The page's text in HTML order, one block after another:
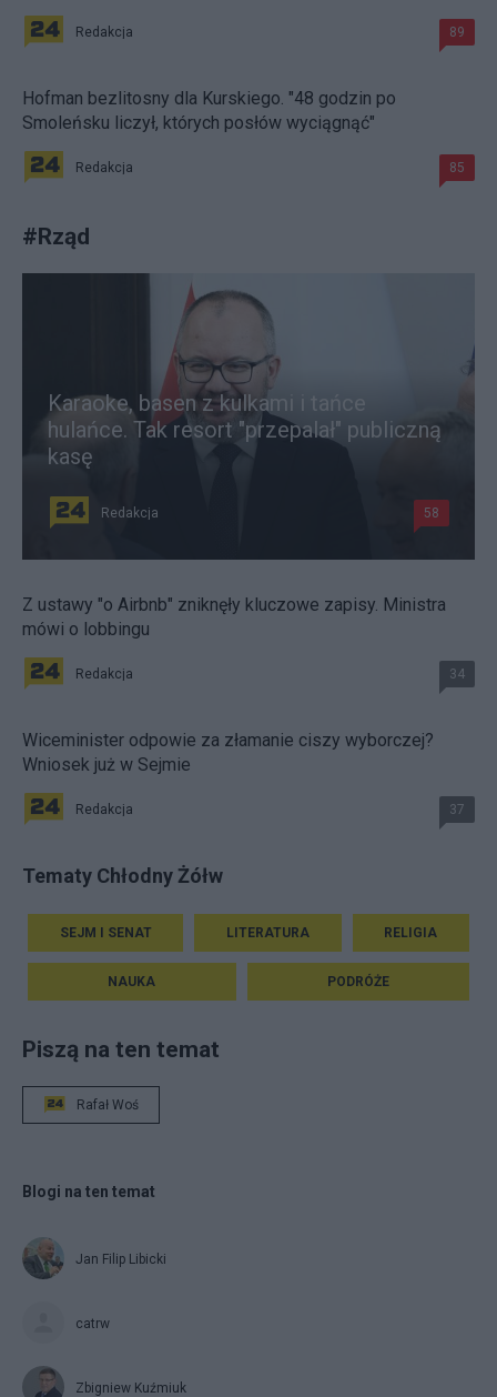
Redakcja 89
Hofman bezlitosny dla Kurskiego. "48 godzin po
Smoleńsku liczył, których posłów wyciągnąć"
Redakcja 85
#Rząd
Karaoke, basen z kulkami i tańce
hulańce. Tak resort "przepalał" publiczną
kasę
Redakcja 58
Z ustawy "o Airbnb" zniknęły kluczowe zapisy. Ministra
mówi o lobbingu
Redakcja 34
Wiceminister odpowie za złamanie ciszy wyborczej?
Wniosek już w Sejmie
Redakcja 37
Tematy Chłodny Żółw
SEJM I SENAT LITERATURA RELIGIA
NAUKA PODRÓŻE
Piszą na ten temat
Rafał Woś
Blogi na ten temat
Jan Filip Libicki
catrw
Zbigniew Kuźmiuk